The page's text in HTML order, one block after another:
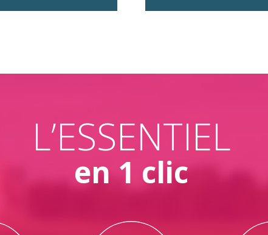
L’ESSENTIEL
en 1 clic